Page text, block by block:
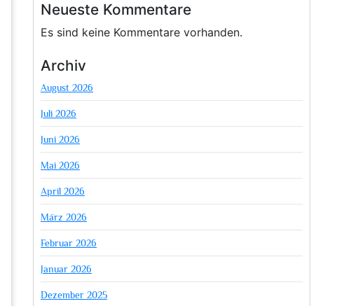
Neueste Kommentare
Es sind keine Kommentare vorhanden.
Archiv
August 2026
Juli 2026
Juni 2026
Mai 2026
April 2026
März 2026
Februar 2026
Januar 2026
Dezember 2025